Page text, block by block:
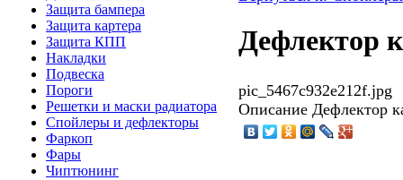
Защита бампера
Защита картера
Защита КПП
Накладки
Подвеска
Пороги
Решетки и маски радиатора
Спойлеры и дефлекторы
Фаркоп
Фары
Чиптюнинг
Дефлектор
pic_5467c932e212f.jpg
Описание Дефлектор